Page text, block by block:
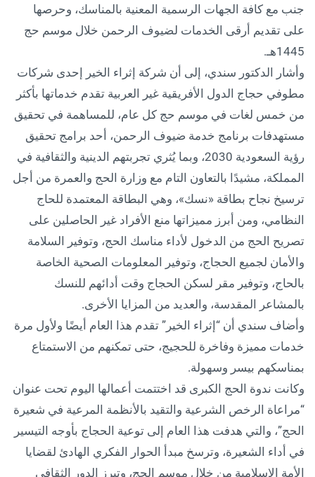
جنب مع كافة الجهات الرسمية المعنية بالمناسك، وحرصها
على تقديم أرقى الخدمات لضيوف الرحمن خلال موسم حج
1445هـ.
وأشار الدكتور سندي، إلى أن شركة إثراء الخير إحدى شركات
مطوفي حجاج الدول الأفريقية غير العربية تقدم خدماتها بأكثر
من خمس لغات في موسم حج كل عام، للمساهمة في تحقيق
مستهدفات برنامج خدمة ضيوف الرحمن، أحد برامج تحقيق
رؤية السعودية 2030، وبما يُثري تجربتهم الدينية والثقافية في
المملكة، مشيدًا بالتعاون التام مع وزارة الحج والعمرة من أجل
ترسيخ نجاح بطاقة «نسك»، وهي البطاقة المعتمدة للحاج
النظامي، ومن أبرز مميزاتها منع الأفراد غير الحاصلين على
تصريح الحج من الدخول لأداء مناسك الحج، وتوفير السلامة
والأمان لجميع الحجاج، وتوفير المعلومات الصحية الخاصة
بالحاج، وتوفير مقر لسكن الحجاج وقت أدائهم للنسك
بالمشاعر المقدسة، والعديد من المزايا الأخرى.
وأضاف سندي أن “إثراء الخير” تقدم هذا العام أيضًا ولأول مرة
خدمات مميزة وفاخرة للحجيج، حتى تمكنهم من الاستمتاع
بمناسكهم بيسر وسهولة.
وكانت ندوة الحج الكبرى قد اختتمت أعمالها اليوم تحت عنوان
“مراعاة الرخص الشرعية والتقيد بالأنظمة المرعية في شعيرة
الحج”، والتي هدفت هذا العام إلى توعية الحجاج بأوجه التيسير
في أداء الشعيرة، وترسخ مبدأ الحوار الفكري الهادئ لقضايا
الأمة الإسلامية من خلال موسم الحج، وتبرز الدور الثقافي